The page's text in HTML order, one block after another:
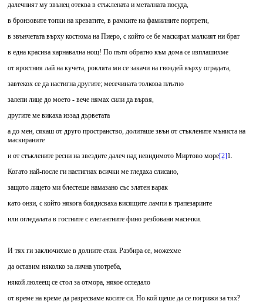
далечният му звънец отеква в стъклената и металната посуда,
в бронзовите топки на креватите, в рамките на фамилните портрети,
в звънчетата върху костюма на Пиеро, с който се бе маскирал малкият ни брат
в една красива карнавална нощ! По пътя обратно към дома се изплашихме
от яростния лай на кучета, роклята ми се закачи на гвоздей върху оградата,
завтекох се да настигна другите; месечината толкова плътно
залепи лице до моето - вече нямах сили да вървя,
другите ме викаха иззад дърветата
а до мен, сякаш от друго пространство, долиташе звън от стъклените мъниста на
маскираните
и от стъклените ресни на звездите далеч над невидимото Миртово море[2]1.
Когато най-после ги настигнах всички ме гледаха слисано,
защото лицето ми блестеше намазано със златен варак
като онзи, с който някога боядисваха висящите лампи в трапезариите
или огледалата в гостните с елегантните фино резбовани масички.
И тях ги заключихме в долните стаи. Разбира се, можехме
да оставим няколко за лична употреба,
някой люлеещ се стол за отмора, някое огледало
от време на време да разресваме косите си. Но кой щеше да се погрижи за тях?